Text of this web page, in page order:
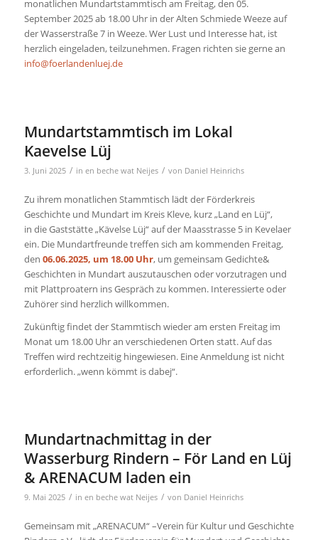
monatlichen Mundartstammtisch am Freitag, den 05.
September 2025 ab 18.00 Uhr in der Alten Schmiede Weeze auf
der Wasserstraße 7 in Weeze. Wer Lust und Interesse hat, ist
herzlich eingeladen, teilzunehmen. Fragen richten sie gerne an
info@foerlandenluej.de
Mundartstammtisch im Lokal
Kaevelse Lüj
3. Juni 2025 / in en beche wat Neijes / von Daniel Heinrichs
Zu ihrem monatlichen Stammtisch lädt der Förderkreis
Geschichte und Mundart im Kreis Kleve, kurz „Land en Lüj“,
in die Gaststätte „Kävelse Lüj“ auf der Maasstrasse 5 in Kevelaer
ein. Die Mundartfreunde treffen sich am kommenden Freitag,
den 06.06.2025, um 18.00 Uhr, um gemeinsam Gedichte&
Geschichten in Mundart auszutauschen oder vorzutragen und
mit Plattproatern ins Gespräch zu kommen. Interessierte oder
Zuhörer sind herzlich willkommen.
Zukünftig findet der Stammtisch wieder am ersten Freitag im
Monat um 18.00 Uhr an verschiedenen Orten statt. Auf das
Treffen wird rechtzeitig hingewiesen. Eine Anmeldung ist nicht
erforderlich. „wenn kömmt is dabej“.
Mundartnachmittag in der
Wasserburg Rindern – För Land en Lüj
& ARENACUM laden ein
9. Mai 2025 / in en beche wat Neijes / von Daniel Heinrichs
Gemeinsam mit „ARENACUM“ –Verein für Kultur und Geschichte